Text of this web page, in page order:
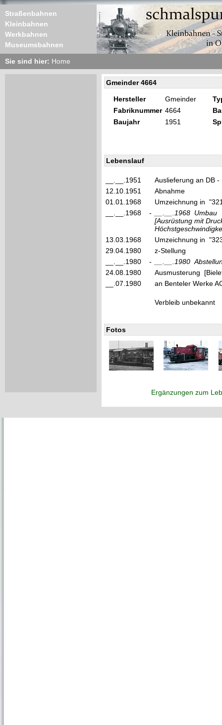
Straßenbahnen
Kleinbahnen
Werkbahnen
Museumsbahnen
Sie sind hier: Home
Gmeinder 4664
Hersteller Gmeinder
Fabriknummer 4664
Baujahr
1951
Lebenslauf
__.__.1951
Auslieferung an DB
12.10.1951
Abnahme
01.01.1968
Umzeichnung in
__.__.1968
- __.__.1968 Umbau
[Ausrüstung mit
13.03.1968
Umzeichnung in
29.04.1980
z-Stellung
__.__.1980
- __.__.1980
24.08.1980
Ausmusterung
__.07.1980
an Benteler Werke
Verbleib unbekannt
Fotos
Ergänzungen zum